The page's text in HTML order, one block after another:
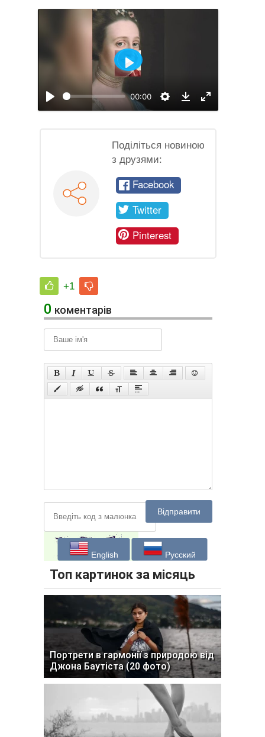
00:00
Download
Відтворити
Поділіться новиною
з друзями:
Facebook
Twitter
Pinterest
+1
0 коментарів
Відправити
English Русский
Топ картинок за місяць
Портрети в гармонії з природою від
Джона Баутіста (20 фото)